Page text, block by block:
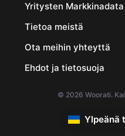
Yritysten Markkinadata
Tietoa meistä
Ota meihin yhteyttä
Ehdot ja tietosuoja
© 2026 Woorati.
Ylpeänä